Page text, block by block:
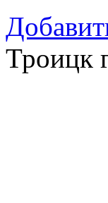
Троицк